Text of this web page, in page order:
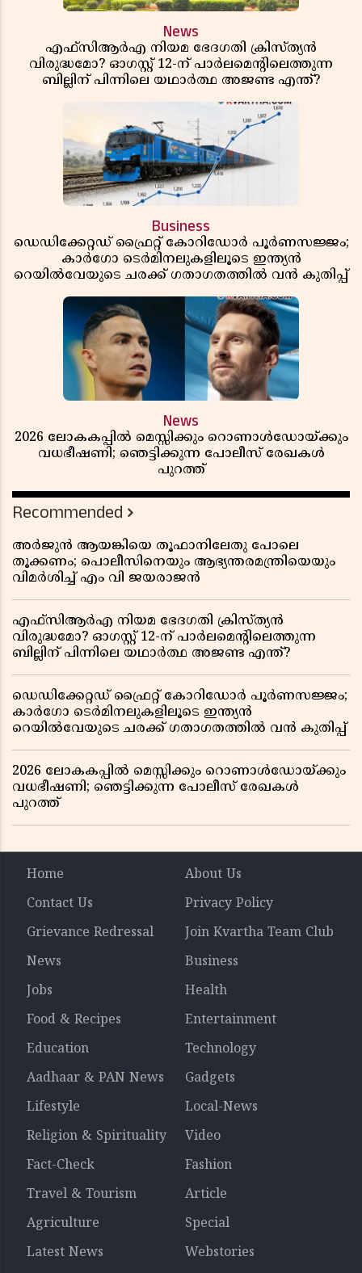
News
എഫ്സിആർഎ നിയമ ഭേദഗതി ക്രിസ്ത്യൻ
വിരുദ്ധമോ? ഓഗസ്റ്റ് 12-ന് പാർലമെന്റിലെത്തുന്ന
ബില്ലിന് പിന്നിലെ യഥാർത്ഥ അജണ്ട എന്ത്?
Business
ഡെഡിക്കേറ്റഡ് ഫ്രൈറ്റ് കോറിഡോർ പൂർണസജ്ജം;
കാർഗോ ടെർമിനലുകളിലൂടെ ഇന്ത്യൻ
റെയിൽവേയുടെ ചരക്ക് ഗതാഗതത്തിൽ വൻ കുതിപ്പ്
News
2026 ലോകകപ്പിൽ മെസ്സിക്കും റൊണാൾഡോയ്ക്കും
വധഭീഷണി; ഞെട്ടിക്കുന്ന പോലീസ് രേഖകൾ
പുറത്ത്
Recommended
അർജുൻ ആയങ്കിയെ തൂഫാനിലേതു പോലെ
തൂക്കണം; പൊലീസിനെയും ആഭ്യന്തരമന്ത്രിയെയും
വിമർശിച്ച് എം വി ജയരാജൻ
എഫ്സിആർഎ നിയമ ഭേദഗതി ക്രിസ്ത്യൻ
വിരുദ്ധമോ? ഓഗസ്റ്റ് 12-ന് പാർലമെന്റിലെത്തുന്ന
ബില്ലിന് പിന്നിലെ യഥാർത്ഥ അജണ്ട എന്ത്?
ഡെഡിക്കേറ്റഡ് ഫ്രൈറ്റ് കോറിഡോർ പൂർണസജ്ജം;
കാർഗോ ടെർമിനലുകളിലൂടെ ഇന്ത്യൻ
റെയിൽവേയുടെ ചരക്ക് ഗതാഗതത്തിൽ വൻ കുതിപ്പ്
2026 ലോകകപ്പിൽ മെസ്സിക്കും റൊണാൾഡോയ്ക്കും
വധഭീഷണി; ഞെട്ടിക്കുന്ന പോലീസ് രേഖകൾ
പുറത്ത്
Home
About Us
Contact Us
Privacy Policy
Grievance Redressal
Join Kvartha Team Club
News
Business
Jobs
Health
Food & Recipes
Entertainment
Education
Technology
Aadhaar & PAN News
Gadgets
Lifestyle
Local-News
Religion & Spirituality
Video
Fact-Check
Fashion
Travel & Tourism
Article
Agriculture
Special
Latest News
Webstories